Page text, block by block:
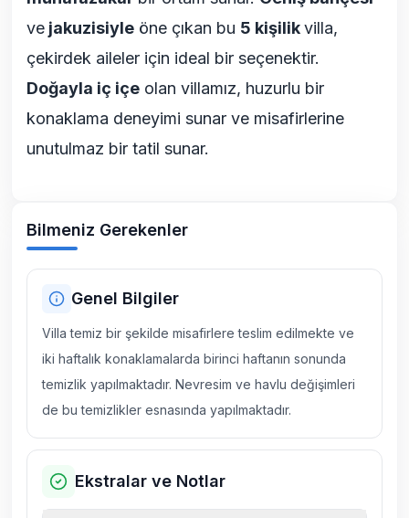
ve jakuzisiyle öne çıkan bu 5 kişilikvilla,
çekirdek aileler için ideal bir seçenektir.
Doğayla iç içe olan villamız, huzurlu bir
konaklama deneyimi sunar ve misafirlerine
unutulmaz bir tatil sunar.
Bilmeniz Gerekenler
Genel Bilgiler
Villa temiz bir şekilde misafirlere teslim edilmekte ve
iki haftalık konaklamalarda birinci haftanın sonunda
temizlik yapılmaktadır. Nevresim ve havlu değişimleri
de bu temizlikler esnasında yapılmaktadır.
Ekstralar ve Notlar